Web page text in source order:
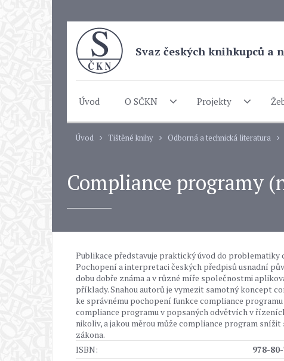
Svaz českých knihkupců a
Úvod O SČKN Projekty
Úvod Tištěné knihy Odborná a technická literatura
Compliance programy
Publikace představuje praktický úvod do
Pochopení a interpretaci českých předpisů usnadní
dobu dobře známa a v různé míře společnostmi
příklady. Snahou autorů je vymezit samotný koncept
ke správnému pochopení funkce compliance
compliance programu v popsaných odvětvích v
nikoliv, a jakou měrou může compliance program
zákona.
ISBN:
978-